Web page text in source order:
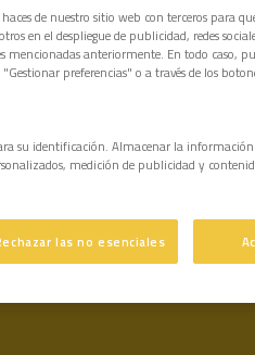
de nuestro sitio web con terceros para
en el despliegue de publicidad, redes
mencionadas anteriormente. En todo caso,
preferencias" o a través de los
su identificación. Almacenar la
medición de publicidad y
las no esenciales